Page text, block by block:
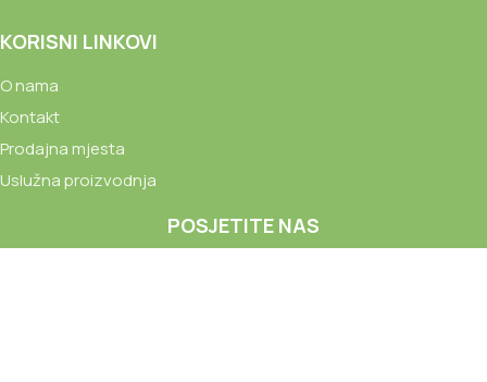
KORISNI LINKOVI
O nama
Kontakt
Prodajna mjesta
Uslužna proizvodnja
POSJETITE NAS